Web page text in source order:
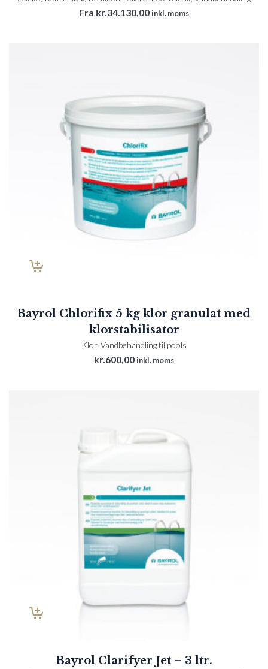
Fra kr.34.130,00inkl. moms
Bayrol Chlorifix 5 kg klor granulat med
klorstabilisator
Klor, Vandbehandling til pools
kr.600,00inkl. moms
Bayrol Clarifyer Jet – 3 ltr.